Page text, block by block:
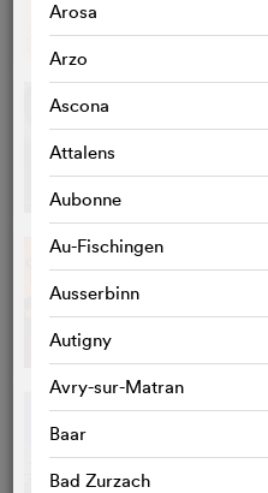
Arosa
Arzo
Ascona
Attalens
Aubonne
Au-Fischingen
Ausserbinn
Autigny
Avry-sur-Matran
Baar
Bad Zurzach